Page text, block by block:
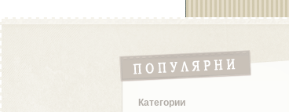
Категории